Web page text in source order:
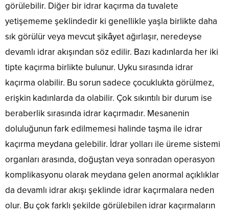
görülebilir. Diğer bir idrar kaçırma da tuvalete
yetişememe şeklindedir ki genellikle yaşla birlikte daha
sık görülür veya mevcut şikâyet ağırlaşır, neredeyse
devamlı idrar akışından söz edilir. Bazı kadınlarda her iki
tipte kaçırma birlikte bulunur. Uyku sırasında idrar
kaçırma olabilir. Bu sorun sadece çocuklukta görülmez,
erişkin kadınlarda da olabilir. Çok sıkıntılı bir durum ise
beraberlik sırasında idrar kaçırmadır. Mesanenin
doluluğunun fark edilmemesi halinde taşma ile idrar
kaçırma meydana gelebilir. İdrar yolları ile üreme sistemi
organları arasında, doğuştan veya sonradan operasyon
komplikasyonu olarak meydana gelen anormal açıklıklar
da devamlı idrar akışı şeklinde idrar kaçırmalara neden
olur. Bu çok farklı şekilde görülebilen idrar kaçırmaların